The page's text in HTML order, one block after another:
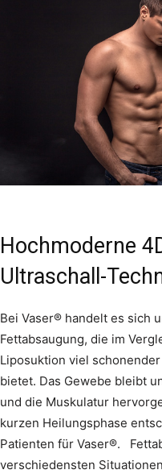
Hochmoderne
Ultraschall-
Bei Vaser® handelt es sich
Fettabsaugung, die im
Liposuktion viel
bietet. Das Gewebe bleibt
und die Muskulatur
kurzen Heilungsphase
Patienten für Vaser®.
verschiedensten